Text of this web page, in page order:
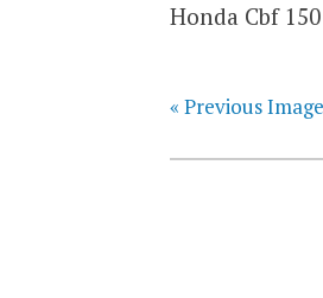
Honda Cbf
« Previous Image
Yazı